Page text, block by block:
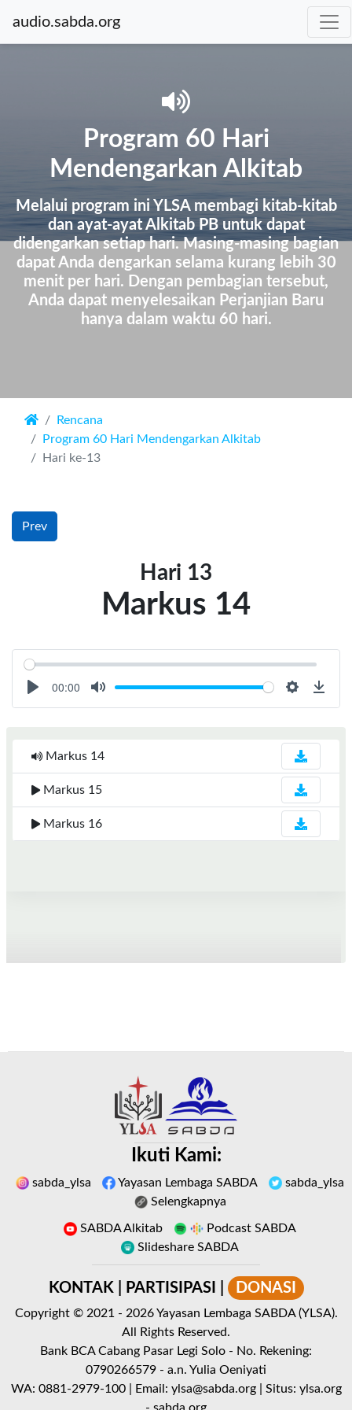
audio.sabda.org
Program 60 Hari
Mendengarkan Alkitab
Melalui program ini YLSA membagi kitab-kitab
dan ayat-ayat Alkitab PB untuk dapat
didengarkan setiap hari. Masing-masing bagian
dapat Anda dengarkan selama kurang lebih 30
menit per hari. Dengan pembagian tersebut,
Anda dapat menyelesaikan Perjanjian Baru
hanya dalam waktu 60 hari.
Rencana
Program 60 Hari Mendengarkan Alkitab
Hari ke-13
Prev
Hari 13
Markus 14
Play
00:00
Mute Settings
Markus 14
Markus 15
Markus 16
Ikuti Kami:
sabda_ylsa Yayasan Lembaga SABDA
sabda_ylsa
Selengkapnya
SABDA Alkitab
Podcast SABDA
Slideshare SABDA
KONTAK| PARTISIPASI DONASI
Copyright© 2021 - 2026Yayasan Lembaga SABDA (YLSA).
All Rights Reserved.
Bank BCA Cabang Pasar Legi Solo - No. Rekening:
0790266579 - a.n. Yulia Oeniyati
WA: 0881-2979-100| Email: ylsa@sabda.org| Situs: ylsa.org